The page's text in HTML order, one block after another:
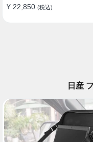
¥ 22,850 (税込)
日産